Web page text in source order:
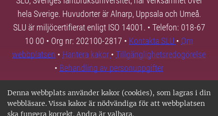
Denna webbplats använder kakor (cookies), som lagras i din
webbläsare. Vissa kakor är nödvändiga för att webbplatsen
ska fungera korrekt. Andra är valbara.
hela Sverige. Huvudorter är Alnarp, Uppsala och Umeå.
SLU är miljöcertifierat enligt ISO 14001. • Telefon: 018-67
10 00 • Org nr: 202100-2817 • Kontakta SLU • Om
webbplatsen • Hantera kakor • Tillgänglighetsredogörelse
• Behandling av personuppgifter